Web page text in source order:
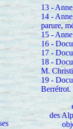
13 -
14 -
parure,
15 -
16 -
17 -
18 -
M.
19 -
Berrétrot.
des